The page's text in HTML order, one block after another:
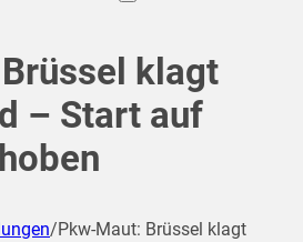
klagt
– Start auf
/Pkw-Maut: Brüssel klagt